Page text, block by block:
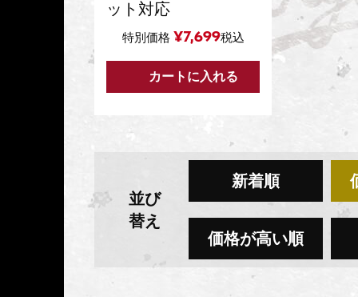
ット対応
特別価格 ¥7,699税込
カートに入れる
並び
替え
新着順
価格が高い順